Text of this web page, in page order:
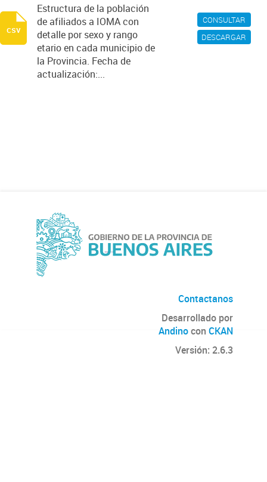
CONSULTAR
DESCARGAR
Estructura de la población
de afiliados a IOMA con
detalle por sexo y rango
etario en cada municipio de
la Provincia. Fecha de
actualización:...
csv
Contactanos
Desarrollado por
Andinocon CKAN
Versión: 2.6.3